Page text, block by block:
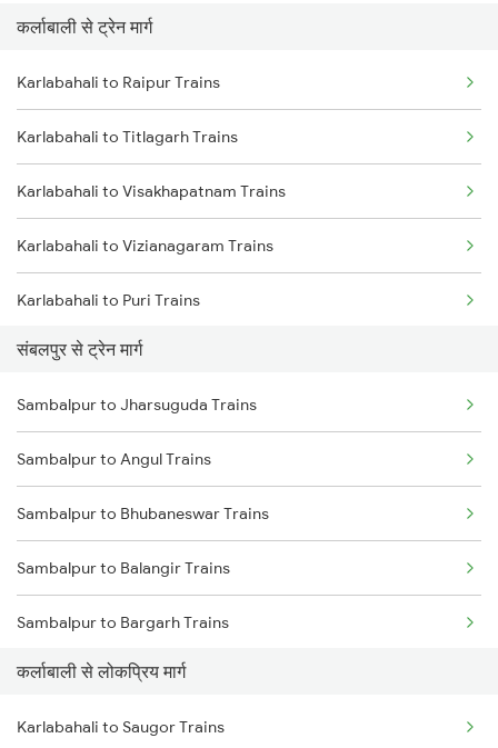
Mumbai to Pune Trains
Delhi to Jammu Trains
Mumbai to Delhi Trains
Mumbai to Goa Trains
Chennai to Coimbatore Trains
कर्लाबाली से ट्रेन मार्ग
Karlabahali to Raipur Trains
Karlabahali to Titlagarh Trains
Karlabahali to Visakhapatnam Trains
Karlabahali to Vizianagaram Trains
Karlabahali to Puri Trains
Karlabahali to Nagpur Trains
Karlabahali to Khurdha Trains
Karlabahali to Parvathipuram Trains
Karlabahali to Rayagada Trains
Karlabahali to Bhubaneswar Trains
Karlabahali to Balangir Trains
Karlabahali to Durg Trains
Karlabahali to Kachhbali Trains
संबलपुर से ट्रेन मार्ग
Sambalpur to Jharsuguda Trains
Sambalpur to Angul Trains
Sambalpur to Bhubaneswar Trains
Sambalpur to Balangir Trains
Sambalpur to Bargarh Trains
Sambalpur to Dhenkanal Trains
Sambalpur to Redhakhol Trains
कर्लाबाली से लोकप्रिय मार्ग
Karlabahali to Saugor Trains